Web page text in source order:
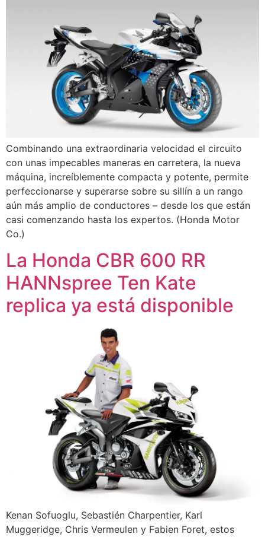
Combinando una extraordinaria velocidad el circuito
con unas impecables maneras en carretera, la nueva
máquina, increíblemente compacta y potente, permite
perfeccionarse y superarse sobre su sillín a un rango
aún más amplio de conductores – desde los que están
casi comenzando hasta los expertos. (Honda Motor
Co.)
La Honda CBR 600 RR
HANNspree Ten Kate
replica ya está disponible
Kenan Sofuoglu, Sebastién Charpentier, Karl
Muggeridge, Chris Vermeulen y Fabien Foret, estos